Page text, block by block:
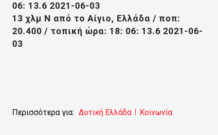
06: 13.6 2021-06-03
13 χλμ Ν από το Αίγιο, Ελλάδα / ποπ:
20.400 / τοπική ώρα: 18: 06: 13.6 2021-06-
03
Περισσότερα για: Δυτική Ελλάδα Κοινωνία